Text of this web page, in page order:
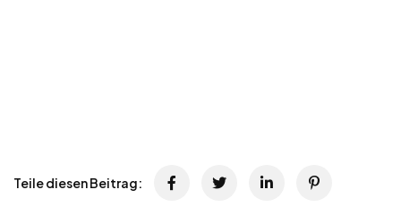
Teile diesen Beitrag: